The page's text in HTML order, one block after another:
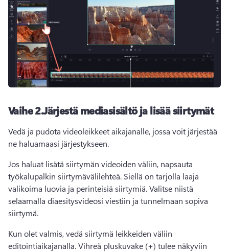
Vaihe 2.Järjestä mediasisältö ja lisää siirtymät
Vedä ja pudota videoleikkeet aikajanalle, jossa voit järjestää
ne haluamaasi järjestykseen.
Jos haluat lisätä siirtymän videoiden väliin, napsauta
työkalupalkin siirtymävälilehteä. Siellä on tarjolla laaja
valikoima luovia ja perinteisiä siirtymiä. Valitse niistä
selaamalla diaesitysvideosi viestiin ja tunnelmaan sopiva
siirtymä.
Kun olet valmis, vedä siirtymä leikkeiden väliin
editointiaikajanalla. Vihreä pluskuvake (+) tulee näkyviin